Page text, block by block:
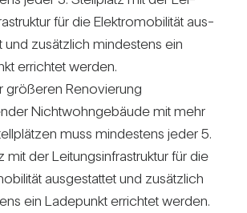
für die Elek­tro­mo­bi­lität aus­
und zusätz­lich min­des­tens ein
errichtet werden.
grö­ßeren Reno­vie­rung
Nicht­wohn­ge­bäude mit mehr
muss min­des­tens jeder 5.
mit der Lei­tungs­in­fra­struktur für die
aus­ge­stattet und zusätz­lich
ein Lade­punkt errichtet werden.